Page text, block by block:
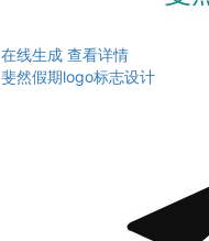
在线生成 查看详情
斐然假期logo标志设计